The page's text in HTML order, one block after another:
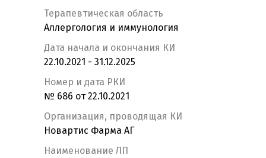
Терапевтическая область
Аллергология и иммунология
Дата начала и окончания КИ
22.10.2021 - 31.12.2025
Номер и дата РКИ
№ 686 от 22.10.2021
Организация, проводящая КИ
Новартис Фарма АГ
Наименование ЛП